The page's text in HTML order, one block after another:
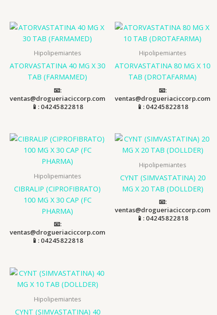
Hipolipemiantes
ATORVASTATINA 40 MG X 30
TAB (FARMAMED)
📧:
ventas@drogueriaciccorp.com
📱: 04245822818
Hipolipemiantes
ATORVASTATINA 80 MG X 10
TAB (DROTAFARMA)
📧:
ventas@drogueriaciccorp.com
📱: 04245822818
Hipolipemiantes
CIBRALIP (CIPROFIBRATO)
100 MG X 30 CAP (FC
PHARMA)
📧:
ventas@drogueriaciccorp.com
📱: 04245822818
Hipolipemiantes
CYNT (SIMVASTATINA) 20
MG X 20 TAB (DOLLDER)
📧:
ventas@drogueriaciccorp.com
📱: 04245822818
Hipolipemiantes
CYNT (SIMVASTATINA) 40